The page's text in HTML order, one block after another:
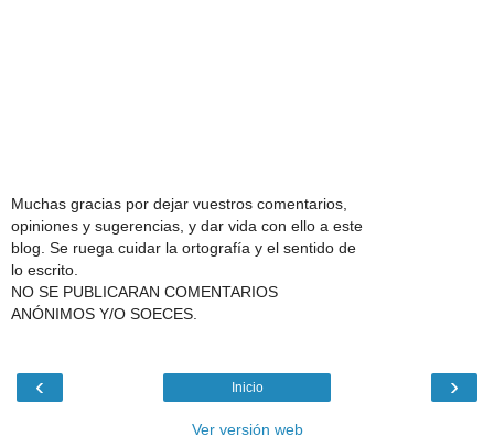
Muchas gracias por dejar vuestros comentarios,
opiniones y sugerencias, y dar vida con ello a este
blog. Se ruega cuidar la ortografía y el sentido de
lo escrito.
NO SE PUBLICARAN COMENTARIOS
ANÓNIMOS Y/O SOECES.
‹ ›
Inicio
Ver versión web